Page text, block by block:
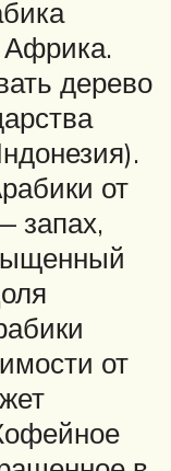
Африка.
дерево
от
запах,
от